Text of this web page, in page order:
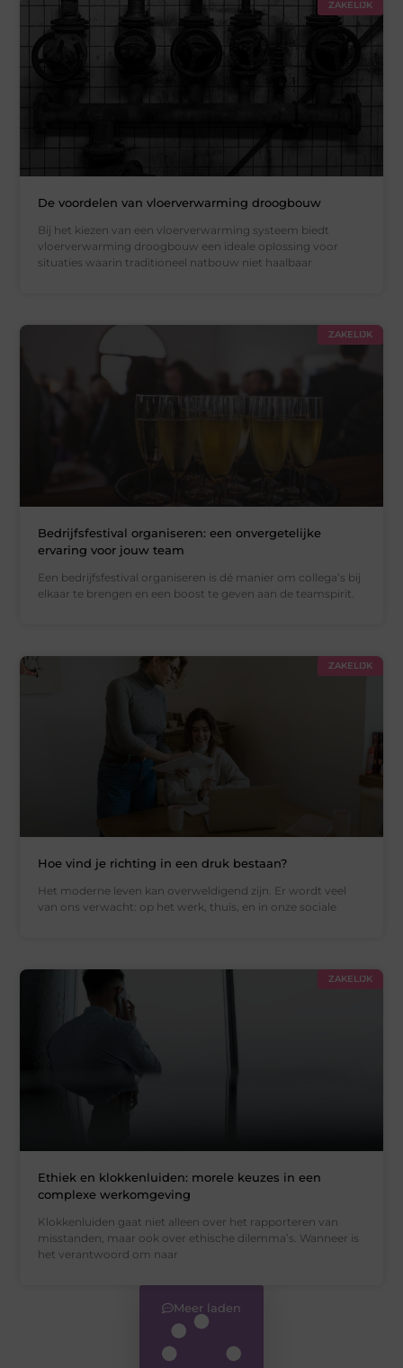
ZAKELIJK
De voordelen van vloerverwarming droogbouw
Bij het kiezen van een vloerverwarming systeem biedt
vloerverwarming droogbouw een ideale oplossing voor
situaties waarin traditioneel natbouw niet haalbaar
ZAKELIJK
Bedrijfsfestival organiseren: een onvergetelijke
ervaring voor jouw team
Een bedrijfsfestival organiseren is dé manier om collega’s bij
elkaar te brengen en een boost te geven aan de teamspirit.
ZAKELIJK
Hoe vind je richting in een druk bestaan?
Het moderne leven kan overweldigend zijn. Er wordt veel
van ons verwacht: op het werk, thuis, en in onze sociale
ZAKELIJK
Ethiek en klokkenluiden: morele keuzes in een
complexe werkomgeving
Klokkenluiden gaat niet alleen over het rapporteren van
misstanden, maar ook over ethische dilemma’s. Wanneer is
het verantwoord om naar
Meer laden